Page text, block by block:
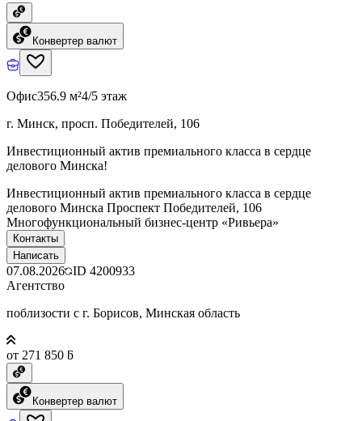
Конвертер валют
Офис356.9 м²4/5 этаж
г. Минск, просп. Победителей, 106
Инвестиционный актив премиального класса в сердце
делового Минска!
Инвестиционный актив премиального класса в сердце
делового Минска Проспект Победителей, 106
Многофункциональный бизнес-центр «Ривьера»
Контакты
Написать
07.08.2026 ID 4200933
Агентство
поблизости с г. Борисов, Минская область
от 271 850 ƃ
Конвертер валют